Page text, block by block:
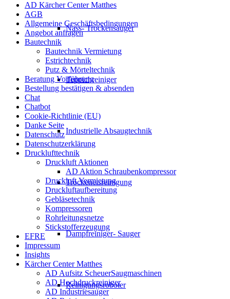
Nass- Trockensauger
Teppichreiniger
Industrielle Absaugtechnik
Trockeneisreinigung
Dampfreiniger- Sauger
Reinigungsroboter
AD Kärcher Center Matthes
AGB
Allgemeine Geschäftsbedingungen
Angebot anfragen
Bautechnik
Bautechnik Vermietung
Estrichtechnik
Putz & Mörteltechnik
Beratung Vorführung
Bestellung bestätigen & absenden
Chat
Chatbot
Cookie-Richtlinie (EU)
Danke Seite
Datenschutz
Datenschutzerklärung
Drucklufttechnik
Druckluft Aktionen
AD Aktion Schraubenkompressor
Druckluft Vermietung
Druckluftaufbereitung
Gebläsetechnik
Kompressoren
Rohrleitungsnetze
Stickstofferzeugung
EFRE
Impressum
Insights
Kärcher Center Matthes
AD Aufsitz ScheuerSaugmaschinen
AD Hochdruckreiniger
AD Industriesauger